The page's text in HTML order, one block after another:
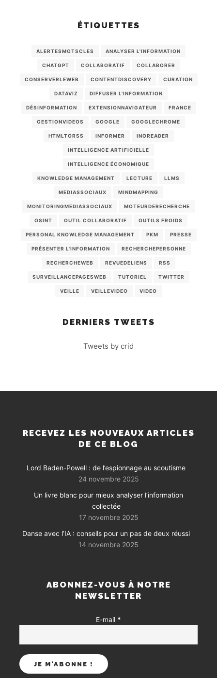
ÉTIQUETTES
ALERTESMOTSCLES ANALYSER L'INFORMATION
CHATGPT COLLABORATIF COLLABORER
CONSERVERLEWEB CONTENTDISCOVERY CURATION
DATAVIZ DIFFUSER L'INFORMATION
DÉSINFORMATION EXTENSIONNAVIGATEUR FRANCE
GESTIONVIDEOS GOOGLE GOOGLECHROME
HTMLTORSS INFORMER INOREADER
INTELLIGENCE ARTIFICIELLE
INTELLIGENCE ÉCONOMIQUE
KNOWLEDGE MANAGEMENT LECTURE LLMS
MEDIASSOCIAUX MINDMAPPING
MONITORINGMEDIASSOCIAUX MOTEURDERECHERCHE
OSINT OUTIL COLLABORATIF OUTILS FROIDS
PERSONAL KNOWLEDGE MANAGEMENT PKM PRESSE
PRÉSENTER L'INFORMATION RECHERCHEPERSONNE
RECHERCHEWEB REVUEDELIENS RSS
SURVEILLANCEPAGESWEB TUTORIEL TWITTER
VEILLE VEILLEVIDEO VIDEO
DERNIERS TWEETS
Tweets by crid
RECEVEZ LES NOUVEAUX ARTICLES
DE CE BLOG
Lord Baden-Powell : de l’espionnage au scoutisme
24 novembre 2025
Un livre blanc pour mieux analyser l’information
collectée
17 novembre 2025
Danse avec l’IA : conseils pour un pas de deux réussi
14 novembre 2025
ABONNEZ-VOUS À NOTRE
NEWSLETTER
E-mail *